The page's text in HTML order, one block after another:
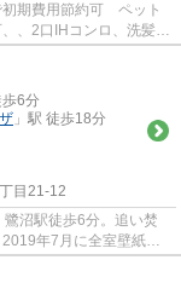
初期費用節約可 ペット
、2口IHコンロ、洗髪洗
歩6分
」駅 徒歩18分
目21-12
鷺沼駅徒歩6分。追い焚
年7月に全室壁紙、